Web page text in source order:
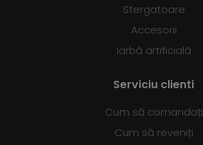
Stergatoare
Accesorii
Iarbă artificială
Serviciu clienti
Cum să comandați
Cum să reveniți